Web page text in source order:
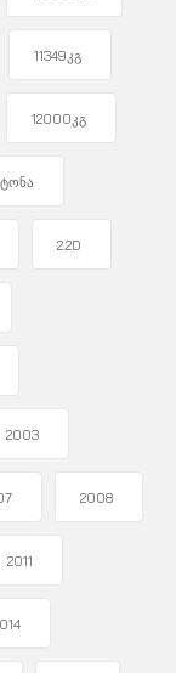
11349კგ
12000კგ
ტონა
2.2D
2003
2008
2011